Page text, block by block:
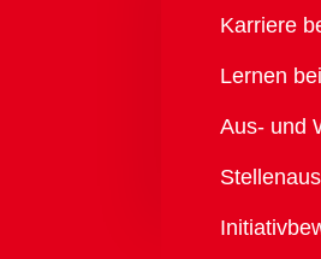
Übersicht
Karriere
Lernen
Aus- und